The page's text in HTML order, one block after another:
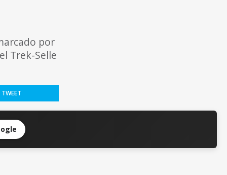
por
Trek-Selle
TWEET